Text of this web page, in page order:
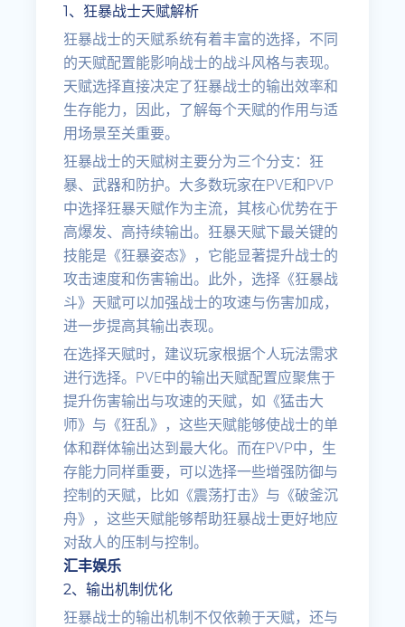
1、狂暴战士天赋解析
狂暴战士的天赋系统有着丰富的选择，不同
的天赋配置能影响战士的战斗风格与表现。
天赋选择直接决定了狂暴战士的输出效率和
生存能力，因此，了解每个天赋的作用与适
用场景至关重要。
狂暴战士的天赋树主要分为三个分支：狂
暴、武器和防护。大多数玩家在PVE和PVP
中选择狂暴天赋作为主流，其核心优势在于
高爆发、高持续输出。狂暴天赋下最关键的
技能是《狂暴姿态》，它能显著提升战士的
攻击速度和伤害输出。此外，选择《狂暴战
斗》天赋可以加强战士的攻速与伤害加成，
进一步提高其输出表现。
在选择天赋时，建议玩家根据个人玩法需求
进行选择。PVE中的输出天赋配置应聚焦于
提升伤害输出与攻速的天赋，如《猛击大
师》与《狂乱》，这些天赋能够使战士的单
体和群体输出达到最大化。而在PVP中，生
存能力同样重要，可以选择一些增强防御与
控制的天赋，比如《震荡打击》与《破釜沉
舟》，这些天赋能够帮助狂暴战士更好地应
对敌人的压制与控制。
汇丰娱乐
2、输出机制优化
狂暴战士的输出机制不仅依赖于天赋，还与